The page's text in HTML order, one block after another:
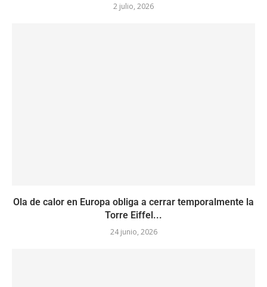
2 julio, 2026
Ola de calor en Europa obliga a cerrar temporalmente la
Torre Eiffel...
24 junio, 2026